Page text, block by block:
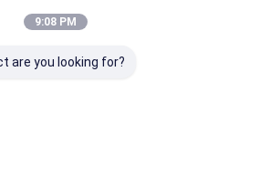
9:08 PM
are you looking for?